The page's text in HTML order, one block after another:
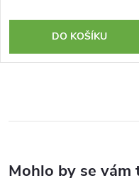
DO KOŠÍKU